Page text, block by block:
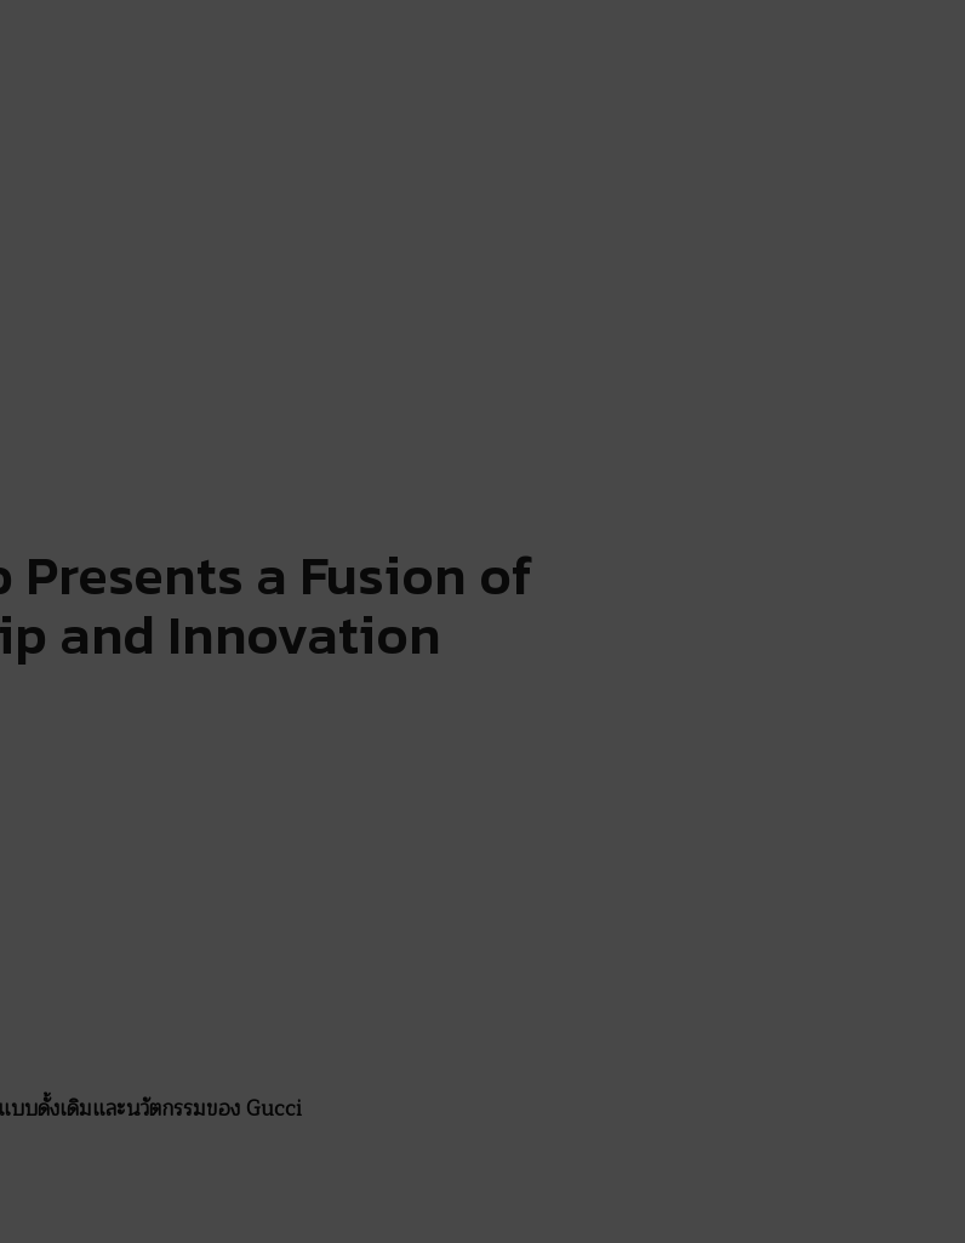
Presents a Fusion of
and Innovation
บดั้งเดิมและนวัตกรรมของ Gucci